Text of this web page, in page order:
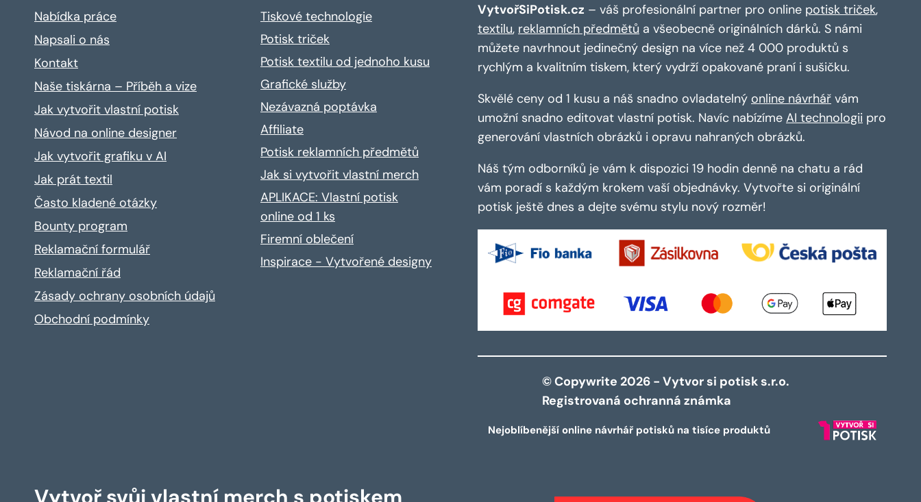
Nabídka práce
Napsali o nás
Kontakt
Naše tiskárna – Příběh a vize
Jak vytvořit vlastní potisk
Návod na online designer
Jak vytvořit grafiku v AI
Jak prát textil
Často kladené otázky
Bounty program
Reklamační formulář
Reklamační řád
Zásady ochrany osobních údajů
Obchodní podmínky
Tiskové technologie
Potisk triček
Potisk textilu od jednoho kusu
Grafické služby
Nezávazná poptávka
Affiliate
Potisk reklamních předmětů
Jak si vytvořit vlastní merch
APLIKACE: Vlastní potisk
online od 1 ks
Firemní oblečení
Inspirace - Vytvořené designy
VytvořSiPotisk.cz – váš profesionální partner pro online potisk triček,
textilu, reklamních předmětů a všeobecně originálních dárků. S námi
můžete navrhnout jedinečný design na více než 4 000 produktů s
rychlým a kvalitním tiskem, který vydrží opakované praní i sušičku.
Skvělé ceny od 1 kusu a náš snadno ovladatelný online návrhář vám
umožní snadno editovat vlastní potisk. Navíc nabízíme AI technologii pro
generování vlastních obrázků i opravu nahraných obrázků.
Náš tým odborníků je vám k dispozici 19 hodin denně na chatu a rád
vám poradí s každým krokem vaší objednávky. Vytvořte si originální
potisk ještě dnes a dejte svému stylu nový rozměr!
© Copywrite 2026 - Vytvor si potisk s.r.o.
Registrovaná ochranná známka
Nejoblíbenější online návrhář potisků na tisíce produktů